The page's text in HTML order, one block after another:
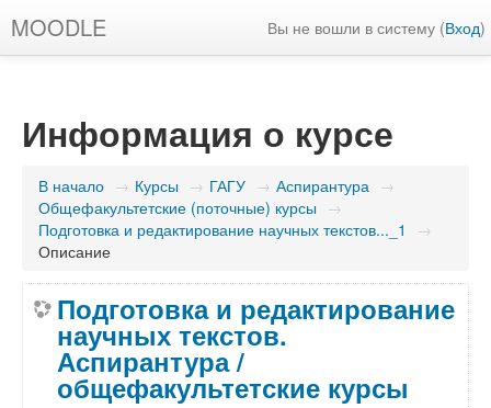
MOODLE Вы не вошли в систему (Вход)
Информация о курсе
В начало → Курсы → ГАГУ → Аспирантура →
Общефакультетские (поточные) курсы →
Подготовка и редактирование научных текстов..._1
→
Описание
Подготовка и редактирование
научных текстов.
Аспирантура /
общефакультетские курсы